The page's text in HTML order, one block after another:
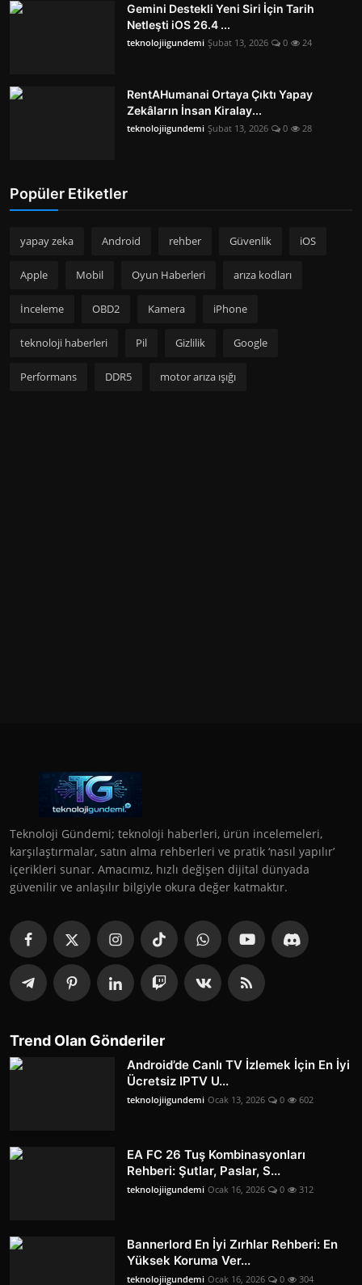
Gemini Destekli Yeni Siri İçin Tarih
Netleşti iOS 26.4 ...
teknolojiigundemi Şubat 13, 2026 0 24
RentAHumanai Ortaya Çıktı Yapay
Zekâların İnsan Kiralay...
teknolojiigundemi Şubat 13, 2026 0 28
Popüler Etiketler
yapay zeka Android rehber Güvenlik iOS
Apple Mobil Oyun Haberleri arıza kodları
İnceleme OBD2 Kamera iPhone
teknoloji haberleri Pil Gizlilik Google
Performans DDR5 motor arıza ışığı
Teknoloji Gündemi; teknoloji haberleri, ürün incelemeleri,
karşılaştırmalar, satın alma rehberleri ve pratik ‘nasıl yapılır’
içerikleri sunar. Amacımız, hızlı değişen dijital dünyada
güvenilir ve anlaşılır bilgiyle okura değer katmaktır.
Trend Olan Gönderiler
Android’de Canlı TV İzlemek İçin En İyi
Ücretsiz IPTV U...
teknolojiigundemi Ocak 13, 2026 0 602
EA FC 26 Tuş Kombinasyonları
Rehberi: Şutlar, Paslar, S...
teknolojiigundemi Ocak 16, 2026 0 312
Bannerlord En İyi Zırhlar Rehberi: En
Yüksek Koruma Ver...
teknolojiigundemi Ocak 16, 2026 0 304